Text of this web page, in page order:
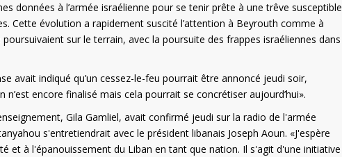
données à l’armée israélienne pour se tenir prête à une trêve susceptible
Cette évolution a rapidement suscité l’attention à Beyrouth comme à
sur le terrain, avec la poursuite des frappes israéliennes dans
avait indiqué qu’un cessez-le-feu pourrait être annoncé jeudi soir,
encore finalisé mais cela pourrait se concrétiser aujourd’hui».
Gila Gamliel, avait confirmé jeudi sur la radio de l'armée
s'entretiendrait avec le président libanais Joseph Aoun. «J'espère
et à l'épanouissement du Liban en tant que nation. Il s'agit d'une initiative